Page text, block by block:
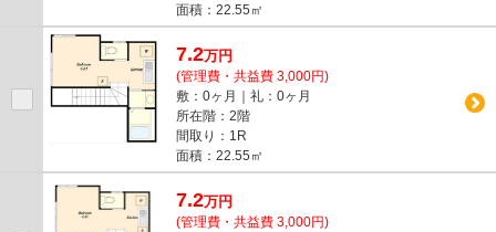
面積：22.55㎡
7.2万円
(管理費・共益費 3,000円)
敷：0ヶ月｜礼：0ヶ月
所在階：2階
間取り：1R
面積：22.55㎡
7.2万円
(管理費・共益費 3,000円)